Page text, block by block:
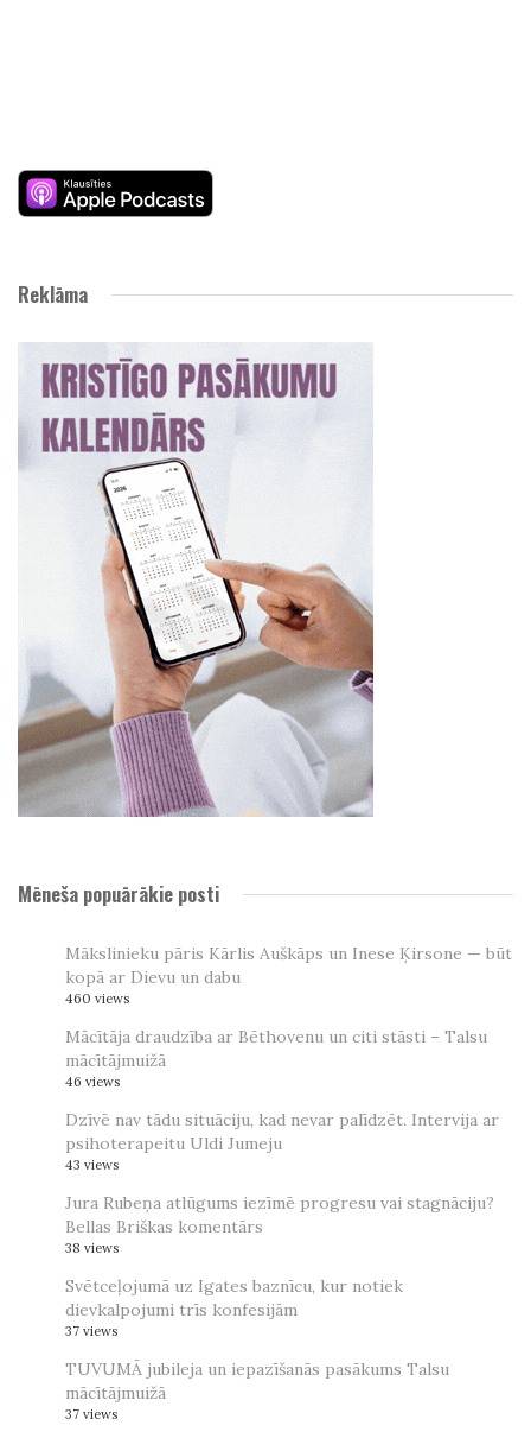
Reklāma
Mēneša popuārākie posti
Mākslinieku pāris Kārlis Auškāps un Inese Ķirsone — būt
kopā ar Dievu un dabu
460 views
Mācītāja draudzība ar Bēthovenu un citi stāsti – Talsu
mācītājmuižā
46 views
Dzīvē nav tādu situāciju, kad nevar palīdzēt. Intervija ar
psihoterapeitu Uldi Jumeju
43 views
Jura Rubeņa atlūgums iezīmē progresu vai stagnāciju?
Bellas Briškas komentārs
38 views
Svētceļojumā uz Igates baznīcu, kur notiek
dievkalpojumi trīs konfesijām
37 views
TUVUMĀ jubileja un iepazīšanās pasākums Talsu
mācītājmuižā
37 views